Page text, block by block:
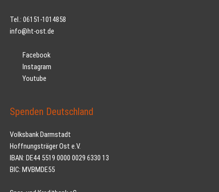
Tel.: 06151-1014858
info@ht-ost.de
Facebook
Instagram
Youtube
Spenden Deutschland
Volksbank Darmstadt
Hoffnungsträger Ost e.V.
IBAN: DE44 5519 0000 0029 6330 13
BIC: MVBMDE55